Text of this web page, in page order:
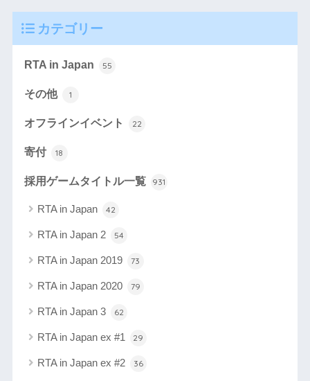
カテゴリー
RTA in Japan 55
その他 1
オフラインイベント 22
寄付 18
採用ゲームタイトル一覧 931
RTA in Japan 42
RTA in Japan 2 54
RTA in Japan 2019 73
RTA in Japan 2020 79
RTA in Japan 3 62
RTA in Japan ex #1 29
RTA in Japan ex #2 36